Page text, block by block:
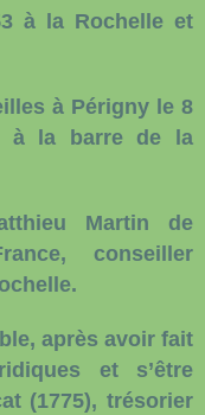
à la Rochelle et
à Périgny le 8
à la barre de la
Martin de
conseiller
après avoir fait
et s’être
(1775), trésorier